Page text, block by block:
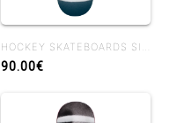
HOCKEY SKATEBOARDS SIDE EFFECTS BEN KADOW 8.25 BEN SHAPE
90.00€